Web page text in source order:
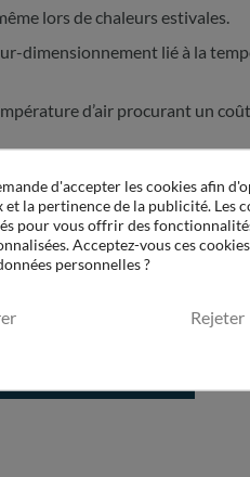
lors de chaleurs estivales.
dimensionnement lié à la
d’air procurant un
d’une installation pour
est réalisée en acier
pour sa régénération a
du dessicant par les
le réseau - est impossible.
d'accepter les cookies afin
et la pertinence de la publicité. Les
pour vous offrir des
Acceptez-vous ces
personnelles ?
Rejeter